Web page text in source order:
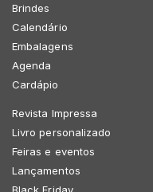
Brindes
Calendário
Embalagens
Agenda
Cardápio
Revista Impressa
Livro personalizado
Feiras e eventos
Lançamentos
Black Friday